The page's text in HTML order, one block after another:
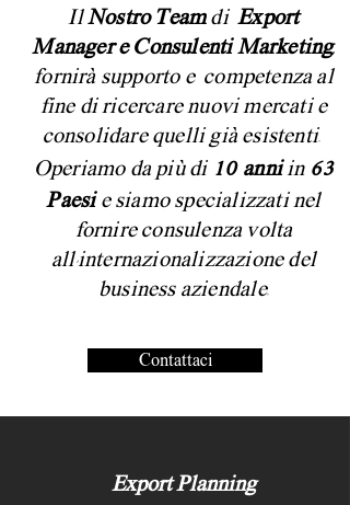
IlNostro TeamdiExport
Manager e Consulenti Marketing,
fornirà supporto e competenza al
fine diricercare nuovi mercati e
consolidare quelli già esistenti.
Operiamo da più di 10 anniin 63
Paesi e siamo specializzati nel
fornire consulenza volta
all'internazionalizzazione del
business aziendale.
Contattaci
Export Planning